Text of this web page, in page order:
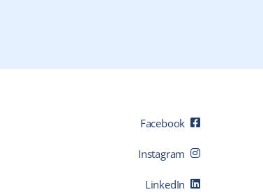
Facebook
Instagram
LinkedIn